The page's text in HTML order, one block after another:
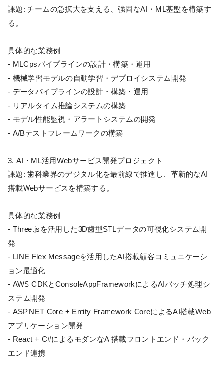
課題: チームの急拡大を支える、強固なAI・ML基盤を構築す
る。
具体的な業務例
- MLOpsパイプラインの設計・構築・運用
- 機械学習モデルの自動学習・デプロイシステム開発
- データパイプラインの設計・構築・運用
- リアルタイム推論システムの構築
- モデル性能監視・アラートシステムの開発
- A/Bテストフレームワークの構築
3. AI・ML活用Webサービス開発プロジェクト
課題: 歯科業界のデジタル化を最前線で推進し、革新的なAI
搭載Webサービスを構築する。
具体的な業務例
- Three.jsを活用した3D歯型STLデータの可視化システム開
発
- LINE Flex Messageを活用したAI搭載顧客コミュニケーシ
ョン最適化
- AWS CDKとConsoleAppFrameworkによるAIバッチ処理シ
ステム開発
- ASP.NET Core + Entity Framework CoreによるAI搭載Web
アプリケーション開発
- React + C#によるモダンなAI搭載フロントエンド・バック
エンド連携